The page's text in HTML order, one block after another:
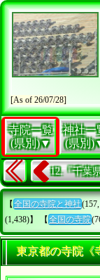
[As of 26/07/28]
寺院一覧
(県別)▼
神社一
(県別
12.『千葉
【 全国の寺院と神社
(1,438)】 【 全国の寺院
東京都の寺院《